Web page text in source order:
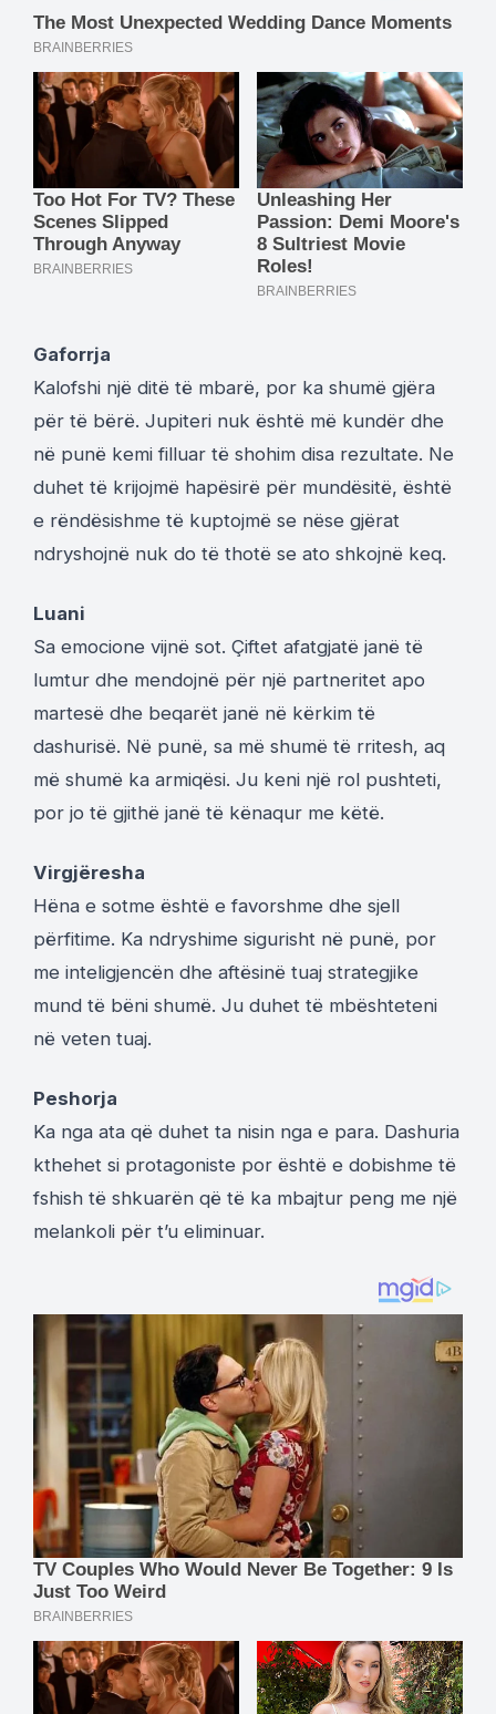
Gaforrja
Kalofshi një ditë të mbarë, por ka shumë gjëra
për të bërë. Jupiteri nuk është më kundër dhe
në punë kemi filluar të shohim disa rezultate. Ne
duhet të krijojmë hapësirë ​​për mundësitë, është
e rëndësishme të kuptojmë se nëse gjërat
ndryshojnë nuk do të thotë se ato shkojnë keq.
Luani
Sa emocione vijnë sot. Çiftet afatgjatë janë të
lumtur dhe mendojnë për një partneritet apo
martesë dhe beqarët janë në kërkim të
dashurisë. Në punë, sa më shumë të rritesh, aq
më shumë ka armiqësi. Ju keni një rol pushteti,
por jo të gjithë janë të kënaqur me këtë.
Virgjëresha
Hëna e sotme është e favorshme dhe sjell
përfitime. Ka ndryshime sigurisht në punë, por
me inteligjencën dhe aftësinë tuaj strategjike
mund të bëni shumë. Ju duhet të mbështeteni
në veten tuaj.
Peshorja
Ka nga ata që duhet ta nisin nga e para. Dashuria
kthehet si protagoniste por është e dobishme të
fshish të shkuarën që të ka mbajtur peng me një
melankoli për t’u eliminuar.